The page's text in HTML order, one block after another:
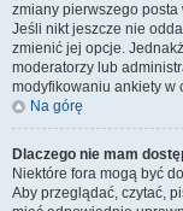
zmiany pierwszego posta
Jeśli nikt jeszcze nie
zmienić jej opcje.
moderatorzy lub
modyfikowaniu ankiety w
Na górę
Dlaczego nie mam
Niektóre fora mogą być
Aby przeglądać, czytać,